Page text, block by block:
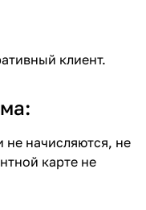
клиент.
начисляются, не
карте не